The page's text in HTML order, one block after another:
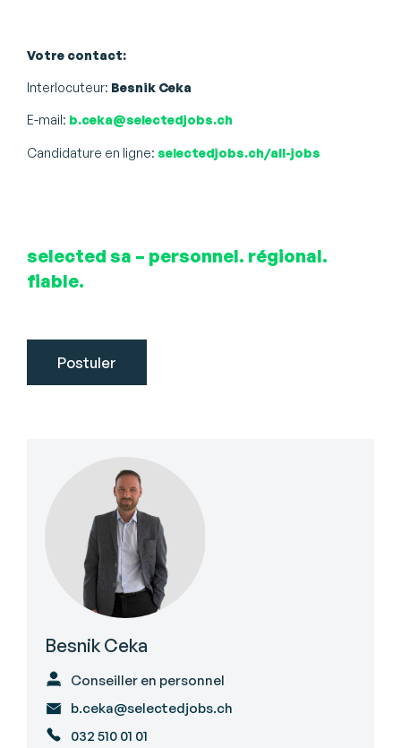
Votre contact:
Interlocuteur: Besnik Ceka
E-mail: b.ceka@selectedjobs.ch
Candidature en ligne: selectedjobs.ch/all-jobs
selected sa – personnel. régional.
fiable.
Besnik Ceka
Conseiller en personnel
b.ceka@selectedjobs.ch
032 510 01 01